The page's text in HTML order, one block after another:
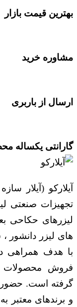
بهترین قیمت بازار
مشاوره خرید
ارسال از باربری
گارانتی یکساله
آیلارکو (آیلار
تجهیزات صنعتی
لیزرهای حکاحی
های لیزر دانشور
با هدف همراهی
فروش محصولات
و برندهای معتبر